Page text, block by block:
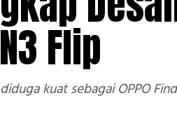
Flip
kuat sebagai OPPO